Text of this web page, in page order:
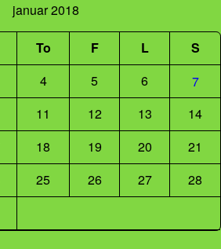
januar 2018
To F L
S
4 5 6
7
11 12 13
14
18 19 20
21
25 26 27
28